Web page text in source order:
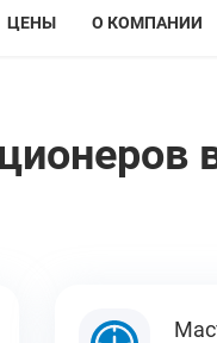
ЦЕНЫ О КОМПАНИИ